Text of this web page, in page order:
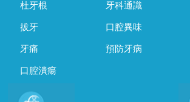
杜牙根
拔牙
牙痛
口腔潰瘍
牙科通識
口腔異味
預防牙病